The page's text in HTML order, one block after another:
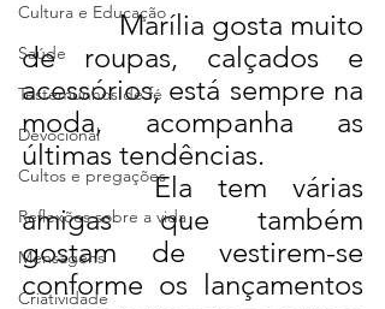
Cultura e Educação
Saúde
Testemunhos de fé
Devocional
Cultos e pregações
Reflexões sobre a vida
Mensagens
Criatividade
Marília gosta muito
de roupas, calçados e
acessórios, está sempre na
moda, acompanha as
últimas tendências.
Ela tem várias
amigas que também
gostam de vestirem-se
conforme os lançamentos